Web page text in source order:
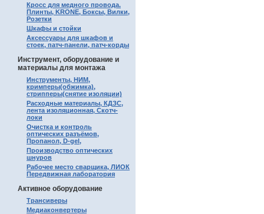
Кросс для медного провода.
Плинты, KRONE, Боксы, Вилки,
Розетки
Шкафы и стойки
Аксессуары для шкафов и
стоек, патч-панели, патч-корды
Инструмент, оборудование и
материалы для монтажа
Инструменты, НИМ,
кримперы(обжимка),
стрипперы(снятие изоляции)
Расходные материалы, КДЗС,
лента изоляционная, Скотч-
локи
Очистка и контроль
оптических разъёмов,
Пропанол, D-gel,
Производство оптических
шнуров
Рабочее место сварщика, ЛИОК
Передвижная лаборатория
Активное оборудование
Трансиверы
Медиаконвертеры